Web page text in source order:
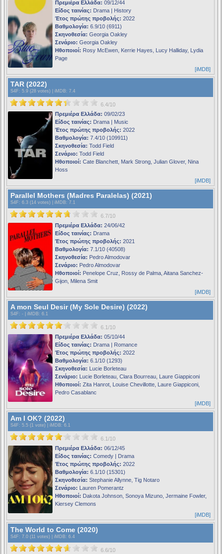
Πρεμιέρα Ελλάδα: 09/12/44
Είδος ταινίας: Drama | History
Έτος πρώτης προβολής: 2022
Βαθμολογία: 6.9/10 (6911)
Σκηνοθεσία: Georgia Oakley
Σενάριο: Georgia Oakley
Ηθοποιοί: Rosy McEwen, Kerrie Hayes, Lucy Halliday, Lydia
Page
[iMDB]
TAR (2022)
S4F : 5.9 (28 votes) | iMDB: 7.4
6.4/10
Πρεμιέρα Ελλάδα: 09/02/23
Είδος ταινίας: Drama | Music
Έτος πρώτης προβολής: 2022
Βαθμολογία: 7.4/10 (109911)
Σκηνοθεσία: Todd Field
Σενάριο: Todd Field
Ηθοποιοί: Cate Blanchett, Mark Strong, Julian Glover, Nina
Hoss
[iMDB]
Parallel Mothers (Madres Paralelas) (2021)
S4F : 6.3 (14 votes) | iMDB: 7.1
6.7/10
Πρεμιέρα Ελλάδα: 24/06/42
Είδος ταινίας: Drama
Έτος πρώτης προβολής: 2021
Βαθμολογία: 7.1/10 (40508)
Σκηνοθεσία: Pedro Almodovar
Σενάριο: Pedro Almodovar
Ηθοποιοί: Penelope Cruz, Rossy de Palma, Aitana Sanchez-
Gijon, Milena Smit
[iMDB]
A mon Seul Desir (My Sole Desire) (2022)
S4F : - | iMDB: 6.1
6.1/10
Πρεμιέρα Ελλάδα: 05/10/44
Είδος ταινίας: Drama | Romance
Έτος πρώτης προβολής: 2022
Βαθμολογία: 6.1/10 (1293)
Σκηνοθεσία: Lucie Borleteau
Σενάριο: Lucie Borleteau, Clara Bourreau, Laure Giappiconi
Ηθοποιοί: Zita Hanrot, Louise Chevillotte, Laure Giappiconi,
Pedro Casablanc
[iMDB]
Am I OK? (2022)
S4F : 5.5 (1 vote) | iMDB: 6.1
6.1/10
Πρεμιέρα Ελλάδα: 06/12/45
Είδος ταινίας: Comedy | Drama
Έτος πρώτης προβολής: 2022
Βαθμολογία: 6.1/10 (15301)
Σκηνοθεσία: Stephanie Allynne, Tig Notaro
Σενάριο: Lauren Pomerantz
Ηθοποιοί: Dakota Johnson, Sonoya Mizuno, Jermaine Fowler,
Kiersey Clemons
[iMDB]
The World to Come (2020)
S4F : 7.0 (11 votes) | iMDB: 6.4
6.6/10